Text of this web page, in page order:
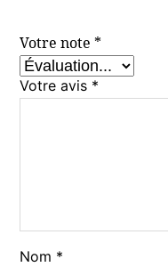
Votre note *
Votre avis *
Nom *